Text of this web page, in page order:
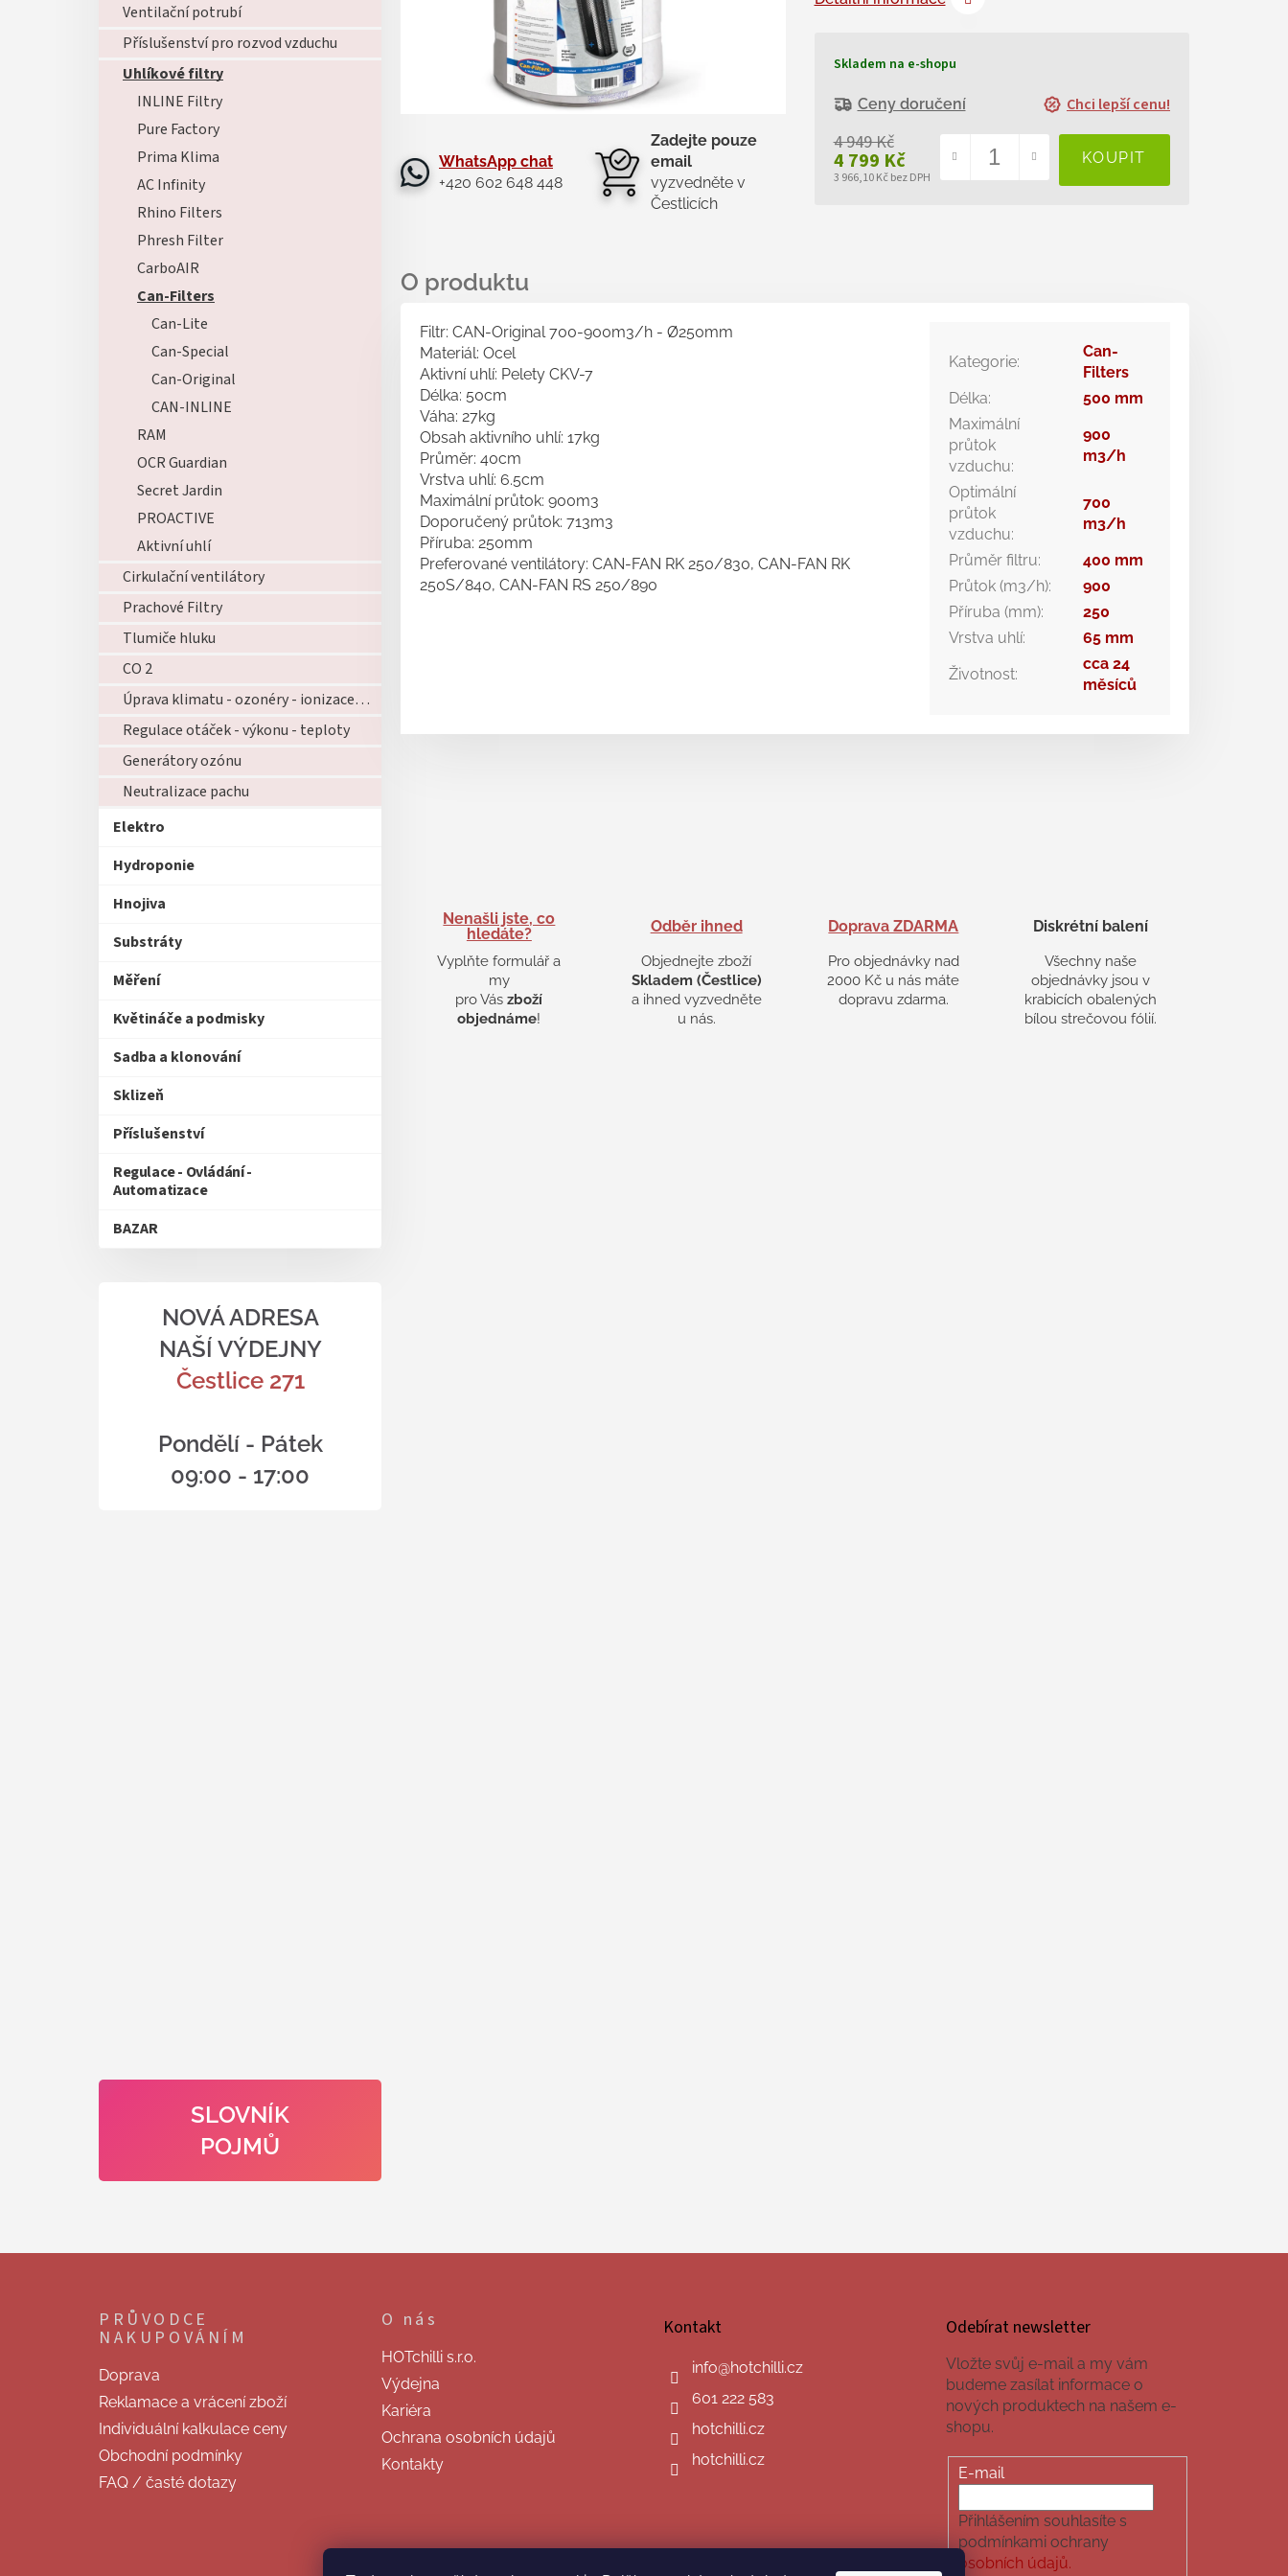
Ventilační potrubí
Příslušenství pro rozvod vzduchu
Uhlíkové filtry
INLINE Filtry
Pure Factory
Prima Klima
AC Infinity
Rhino Filters
Phresh Filter
CarboAIR
Can-Filters
Can-Lite
Can-Special
Can-Original
CAN-INLINE
RAM
OCR Guardian
Secret Jardin
PROACTIVE
Aktivní uhlí
Cirkulační ventilátory
Prachové Filtry
Tlumiče hluku
CO 2
Úprava klimatu - ozonéry - ionizace - zvlhčovače - atd...
Regulace otáček - výkonu - teploty
Generátory ozónu
Neutralizace pachu
Elektro
Hydroponie
Hnojiva
Substráty
Měření
Květináče a podmisky
Sadba a klonování
Sklizeň
Příslušenství
Regulace - Ovládání -
Automatizace
BAZAR
NOVÁ ADRESA
NAŠÍ VÝDEJNY
Čestlice 271
Pondělí - Pátek
09:00 - 17:00
SLOVNÍK
POJMŮ
WhatsApp chat
+420 602 648 448
Zadejte pouze
email
vyzvedněte v
Čestlicích
4 949 Kč
4 799 Kč
3 966,10 Kč bez DPH
Skladem na e-shopu
Ceny doručení Chci lepší cenu!
Nenašli jste, co
hledáte?
Vyplňte formulář a
my
pro Vászboží
objednáme!
Odběr ihned
Objednejte zboží
Skladem (Čestlice)
a ihned vyzvedněte
u nás.
Doprava ZDARMA
Pro objednávky nad
2000 Kč u nás máte
dopravu zdarma.
Diskrétní balení
Všechny naše
objednávky jsou v
krabicích obalených
bílou strečovou fólií.
Filtr: CAN-Original 700-900m3/h - Ø250mm
Materiál: Ocel
Aktivní uhlí: Pelety CKV-7
Délka: 50cm
Váha: 27kg
Obsah aktivního uhlí: 17kg
Průměr: 40cm
Vrstva uhlí: 6.5cm
Maximální průtok: 900m3
Doporučený průtok: 713m3
Příruba: 250mm
Preferované ventilátory: CAN-FAN RK 250/830, CAN-FAN RK
250S/840, CAN-FAN RS 250/890
Kategorie:
Can-
Filters
Délka:
500 mm
Maximální
průtok
vzduchu:
900
m3/h
Optimální
průtok
vzduchu:
700
m3/h
Průměr filtru:
400 mm
Průtok (m3/h):
900
Příruba (mm):
250
Vrstva uhlí:
65 mm
Životnost:
cca 24
měsíců
PRŮVODCE
NAKUPOVÁNÍM
Doprava
Reklamace a vrácení zboží
Individuální kalkulace ceny
Obchodní podmínky
FAQ / časté dotazy
O nás
HOTchilli s.r.o.
Výdejna
Kariéra
Ochrana osobních údajů
Kontakty
Kontakt
info@hotchilli.cz
601 222 583
hotchilli.cz
hotchilli.cz
Odebírat newsletter
Vložte svůj e-mail a my vám
budeme zasílat informace o
nových produktech na našem e-
shopu.
E-mail
Přihlášením souhlasíte s
podmínkami ochrany
osobních údajů.